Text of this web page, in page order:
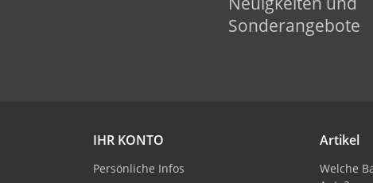
Sonderangebote
IHR KONTO
Persönliche Infos
Artikel
Welche